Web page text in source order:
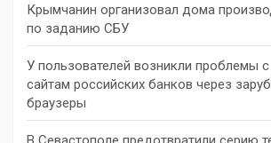
Крымчанин организовал дома
по заданию СБУ
У пользователей возникли проблемы
сайтам российских банков через
браузеры